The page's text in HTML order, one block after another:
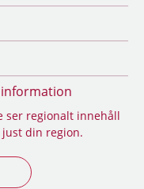
information
ser regionalt innehåll
din region.